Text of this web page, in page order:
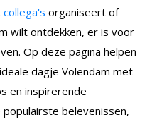
organiseert of
wilt ontdekken, er is voor
Op deze pagina helpen
dagje Volendam met
en inspirerende
belevenissen,